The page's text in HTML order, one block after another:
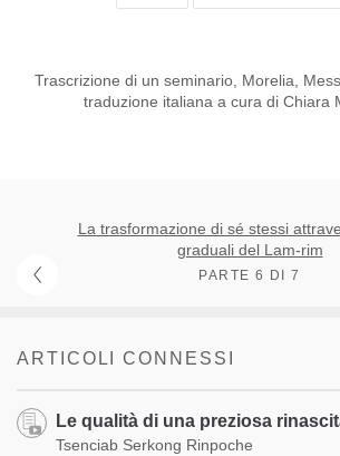
Trascrizione di un seminario, Morelia,
traduzione italiana a cura di Chiara
La trasformazione di sé stessi
graduali del Lam-rim
PARTE 6 DI 7
ARTICOLI CONNESSI
Le qualità di una preziosa
Tsenciab Serkong Rinpoche